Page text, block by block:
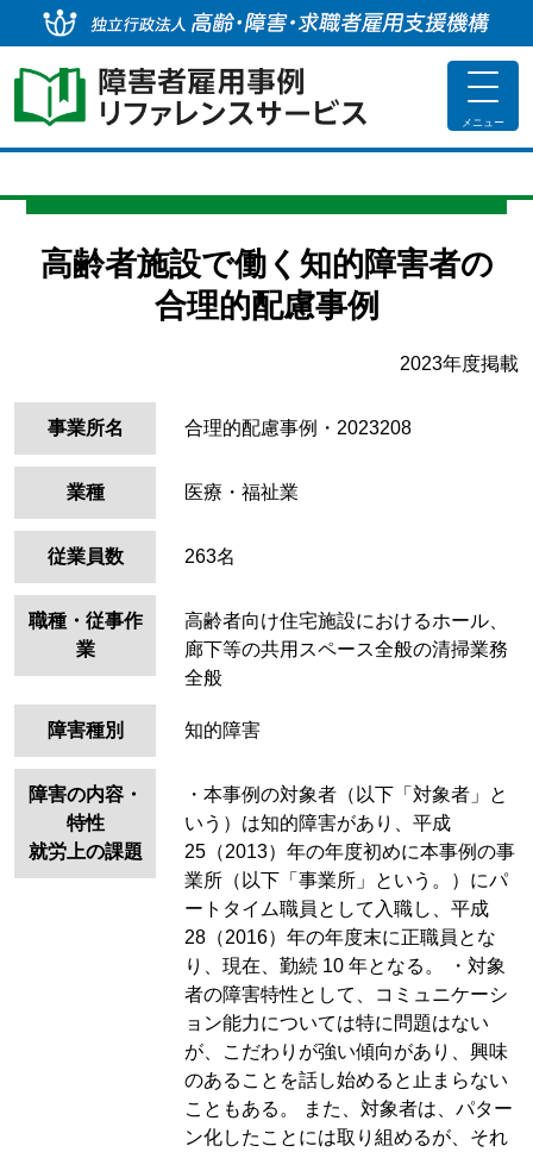
toggle
メニュー
高齢者施設で働く知的障害者の
合理的配慮事例
2023年度掲載
事業所名 合理的配慮事例・2023208
業種 医療・福祉業
従業員数 263名
職種・従事作
業
高齢者向け住宅施設におけるホール、
廊下等の共用スペース全般の清掃業務
全般
障害種別 知的障害
障害の内容・
特性
就労上の課題
・本事例の対象者（以下「対象者」と
いう）は知的障害があり、平成
25（2013）年の年度初めに本事例の事
業所（以下「事業所」という。）にパ
ートタイム職員として入職し、平成
28（2016）年の年度末に正職員とな
り、現在、勤続 10 年となる。
・対象
者の障害特性として、コミュニケーシ
ョン能力については特に問題はない
が、こだわりが強い傾向があり、興味
のあることを話し始めると止まらない
こともある。
また、対象者は、パター
ン化したことには取り組めるが、それ